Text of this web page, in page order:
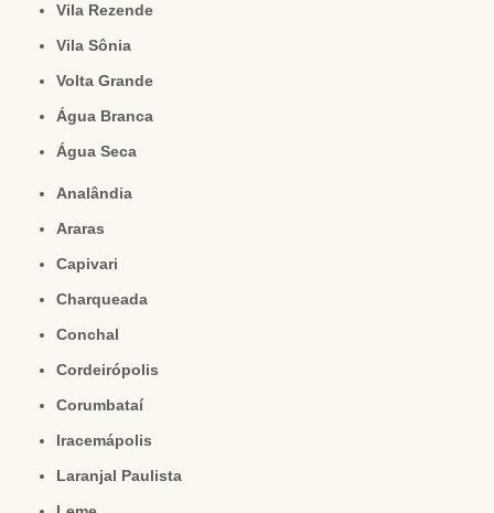
Vila Rezende
Vila Sônia
Volta Grande
Água Branca
Água Seca
Analândia
Araras
Capivari
Charqueada
Conchal
Cordeirópolis
Corumbataí
Iracemápolis
Laranjal Paulista